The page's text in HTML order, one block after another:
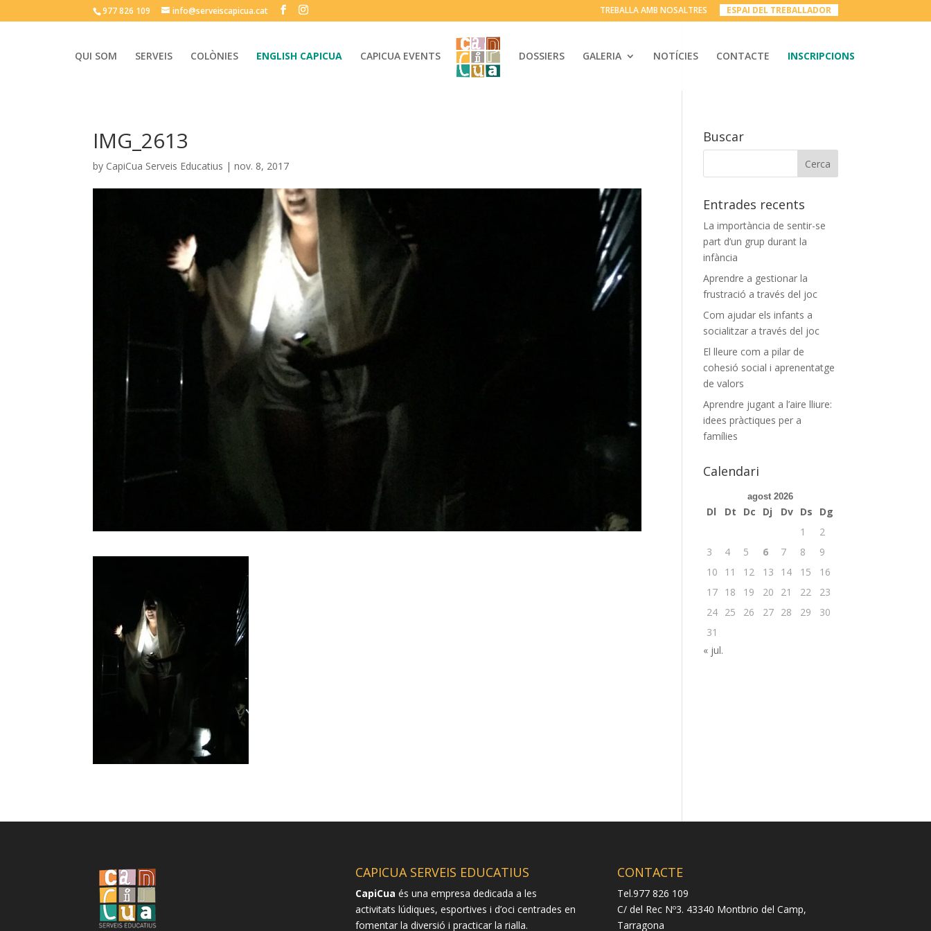
977 826 109 info@serveiscapicua.cat TREBALLA AMB NOSALTRES ESPAI DEL TREBALLADOR__
QUI SOM SERVEIS COLÒNIES ENGLISH CAPICUA CAPICUA EVENTS DOSSIERS GALERIA NOTÍCIES CONTACTE INSCRIPCIONS
IMG_2613
by CapiCua Serveis Educatius |nov. 8, 2017
Buscar
Entrades recents
La importància de sentir-se
part d’un grup durant la
infància
Aprendre a gestionar la
frustració a través del joc
Com ajudar els infants a
socialitzar a través del joc
El lleure com a pilar de
cohesió social i aprenentatge
de valors
Aprendre jugant a l’aire lliure:
idees pràctiques per a
famílies
Calendari
agost 2026
Dl Dt Dc Dj Dv Ds
Dg
1
2
3
4 5 6 7 8
9
10
11 12 13 14 15
16
17 18 19 20 21 22
23
24 25 26 27 28 29
30
31
« jul.
CAPICUA SERVEIS EDUCATIUS
CapiCua és una empresa dedicada a les
activitats lúdiques, esportives i d’oci centrades en
fomentar la diversió i practicar la rialla.
CONTACTE
Tel.977 826 109
C/ del Rec Nº3. 43340 Montbrio del Camp,
Tarragona